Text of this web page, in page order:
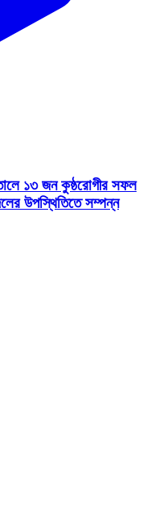
১৩ জন কুষ্ঠরোগীর সফল
উপস্থিতিতে সম্পন্ন